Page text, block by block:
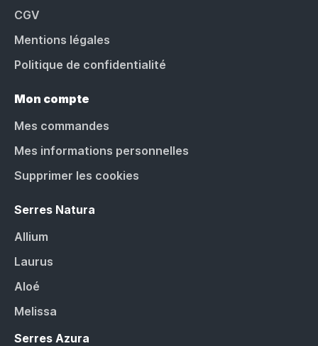
CGV
Mentions légales
Politique de confidentialité
Mon compte
Mes commandes
Mes informations personnelles
Supprimer les cookies
Serres Natura
Allium
Laurus
Aloé
Melissa
Serres Azura